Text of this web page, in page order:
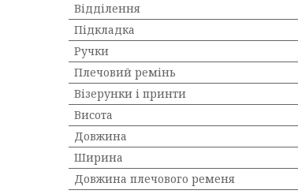
Відділення
Підкладка
Ручки
Плечовий ремінь
Візерунки і принти
Висота
Довжина
Ширина
Довжина плечового ременя